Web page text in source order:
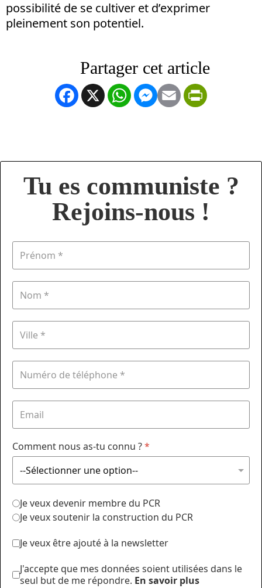
possibilité de se cultiver et d’exprimer
pleinement son potentiel.
Facebook
X WhatsApp
Messenger
Email
Tu es communiste ?
Rejoins-nous !
Comment nous as-tu connu ?*
Je veux devenir membre du PCR
Je veux soutenir la construction du PCR
Je veux être ajouté à la newsletter
J'accepte que mes données soient utilisées dans le
seul but de me répondre. En savoir plus